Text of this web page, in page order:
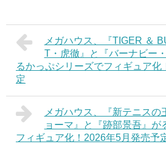
メガハウス、『TIGER ＆
T・虎徹』と『バーナビー
るかっぷシリーズでフィギュア化
定
メガハウス、『新テニスの
ョーマ』と『跡部景吾』が
フィギュア化！2026年5月発売予